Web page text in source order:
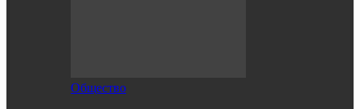
Общество